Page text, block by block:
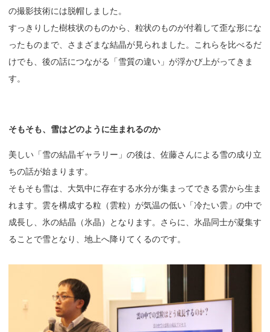
の撮影技術には脱帽しました。
すっきりした樹枝状のものから、粒状のものが付着して歪な形にな
ったものまで、さまざまな結晶が見られました。これらを比べるだ
けでも、後の話につながる「雪質の違い」が浮かび上がってきま
す。
そもそも、 雪はどのように生まれるのか
美しい「雪の結晶ギャラリー」の後は、佐藤さんによる雪の成り立
ちの話が始まります。
そもそも雪は、大気中に存在する水分が集まってできる雲から生ま
れます。雲を構成する粒（雲粒）が気温の低い「冷たい雲」の中で
成長し、氷の結晶（氷晶）となります。さらに、氷晶同士が凝集す
ることで雪となり、地上へ降りてくるのです。